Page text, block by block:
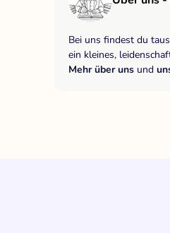
Bei uns findest du
ein kleines,
Mehr über uns und